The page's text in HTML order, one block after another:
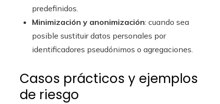
predefinidos.
Minimización y anonimización: cuando sea
posible sustituir datos personales por
identificadores pseudónimos o agregaciones.
Casos prácticos y ejemplos
de riesgo